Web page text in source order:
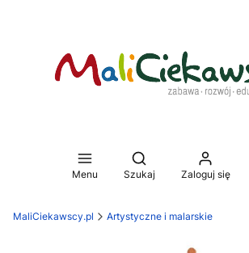
Menu
Otwórz wyszukiwarkę
Szukaj Zaloguj się
MaliCiekawscy.pl Artystyczne i malarskie